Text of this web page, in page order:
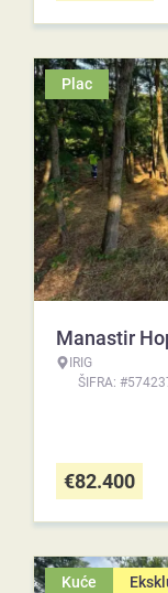
Plac
Manastir
IRIG
ŠIFRA:
€82.400
Kuće